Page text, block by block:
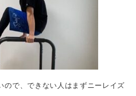
ので、できない人はまずニーレイズ